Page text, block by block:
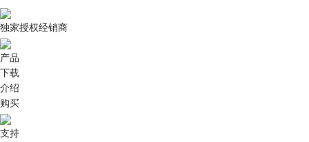
独家授权经销商
产品
下载
介绍
购买
支持